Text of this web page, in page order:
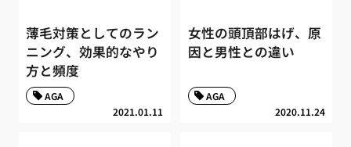
薄毛対策としてのラン
ニング、効果的なやり
方と頻度
2021.01.11
AGA
女性の頭頂部はげ、原
因と男性との違い
2020.11.24
AGA